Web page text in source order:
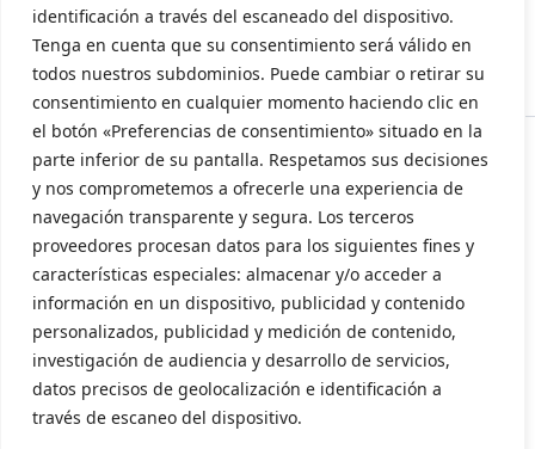
identificación a través del escaneado del dispositivo.
Tenga en cuenta que su consentimiento será válido en
todos nuestros subdominios. Puede cambiar o retirar su
consentimiento en cualquier momento haciendo clic en
el botón «Preferencias de consentimiento» situado en la
parte inferior de su pantalla. Respetamos sus decisiones
y nos comprometemos a ofrecerle una experiencia de
navegación transparente y segura. Los terceros
proveedores procesan datos para los siguientes fines y
características especiales: almacenar y/o acceder a
información en un dispositivo, publicidad y contenido
personalizados, publicidad y medición de contenido,
investigación de audiencia y desarrollo de servicios,
datos precisos de geolocalización e identificación a
través de escaneo del dispositivo.
Política de privacidad
Política de cookies
Subvencionado por la Consellería de Innovación, Industria, Comercio y